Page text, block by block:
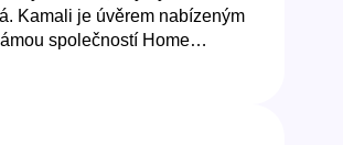
Kamali je úvěrem nabízeným
společností Home…